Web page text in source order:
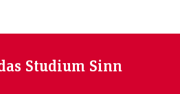
Studium Sinn